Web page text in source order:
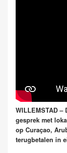
WILLEMSTAD
gesprek met
op Curaçao,
terugbetalen in